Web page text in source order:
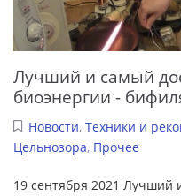
Лучший и самый
биоэнергии -
Новости, Техники и
Цельнозора, Прочее
19 сентября 2021 Лучший